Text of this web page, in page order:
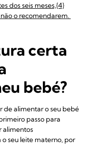
dos seis meses,{4}
o recomendarem.
certa
bebé?
de alimentar o seu bebé
passo para
alimentos
seu leite materno, por